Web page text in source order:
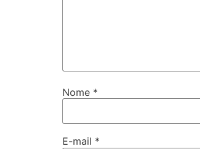
Nome *
E-mail *